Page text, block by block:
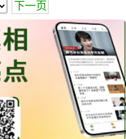
下一页